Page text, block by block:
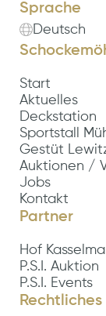
Sprache
Deutsch
Start
Aktuelles
Deckstation
Sportstall
Gestüt
Auktionen /
Jobs
Kontakt
Partner
Hof
P.S.I. Auktion
P.S.I. Events
Rechtliches